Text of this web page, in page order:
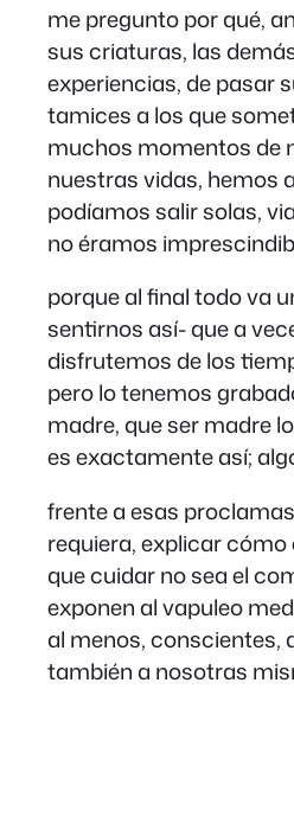
me pregunto por qué,
sus criaturas, las
experiencias, de pasar
tamices a los que
muchos momentos de
nuestras vidas, hemos
podíamos salir solas,
no éramos
porque al final todo va
sentirnos así- que a
disfrutemos de los
pero lo tenemos
madre, que ser madre
es exactamente así;
frente a esas
requiera, explicar
que cuidar no sea el
exponen al vapuleo
al menos, conscientes,
también a nosotras